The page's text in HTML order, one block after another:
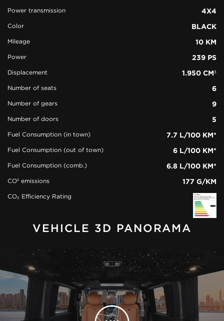
Power transmission 4X4
Color BLACK
Mileage 10 KM
Power 239 PS
Displacement 1.950 CM³
Number of seats 6
Number of gears 9
Number of doors 5
Fuel Consumption (in town) 7.7 L/100 KM*
Fuel Consumption (out of town) 6 L/100 KM*
Fuel Consumption (comb.) 6.8 L/100 KM*
CO² emissions 177 G/KM
CO₂ Efficiency Rating
VEHICLE 3D PANORAMA